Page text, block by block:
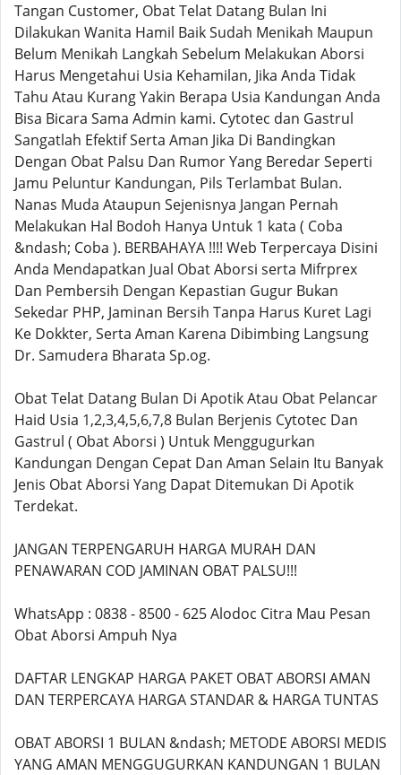
Tangan Customer, Obat Telat Datang Bulan Ini
Dilakukan Wanita Hamil Baik Sudah Menikah Maupun
Belum Menikah Langkah Sebelum Melakukan Aborsi
Harus Mengetahui Usia Kehamilan, Jika Anda Tidak
Tahu Atau Kurang Yakin Berapa Usia Kandungan Anda
Bisa Bicara Sama Admin kami. Cytotec dan Gastrul
Sangatlah Efektif Serta Aman Jika Di Bandingkan
Dengan Obat Palsu Dan Rumor Yang Beredar Seperti
Jamu Peluntur Kandungan, Pils Terlambat Bulan.
Nanas Muda Ataupun Sejenisnya Jangan Pernah
Melakukan Hal Bodoh Hanya Untuk 1 kata ( Coba
&ndash; Coba ). BERBAHAYA !!!! Web Terpercaya Disini
Anda Mendapatkan Jual Obat Aborsi serta Mifrprex
Dan Pembersih Dengan Kepastian Gugur Bukan
Sekedar PHP, Jaminan Bersih Tanpa Harus Kuret Lagi
Ke Dokkter, Serta Aman Karena Dibimbing Langsung
Dr. Samudera Bharata Sp.og.
Obat Telat Datang Bulan Di Apotik Atau Obat Pelancar
Haid Usia 1,2,3,4,5,6,7,8 Bulan Berjenis Cytotec Dan
Gastrul ( Obat Aborsi ) Untuk Menggugurkan
Kandungan Dengan Cepat Dan Aman Selain Itu Banyak
Jenis Obat Aborsi Yang Dapat Ditemukan Di Apotik
Terdekat.
JANGAN TERPENGARUH HARGA MURAH DAN
PENAWARAN COD JAMINAN OBAT PALSU!!!
WhatsApp : 0838 - 8500 - 625 Alodoc Citra Mau Pesan
Obat Aborsi Ampuh Nya
DAFTAR LENGKAP HARGA PAKET OBAT ABORSI AMAN
DAN TERPERCAYA HARGA STANDAR & HARGA TUNTAS
OBAT ABORSI 1 BULAN &ndash; METODE ABORSI MEDIS
YANG AMAN MENGGUGURKAN KANDUNGAN 1 BULAN